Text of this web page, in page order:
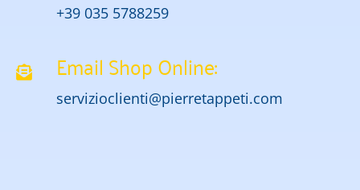
+39 035 5788259
Email Shop Online:
servizioclienti@pierretappeti.com